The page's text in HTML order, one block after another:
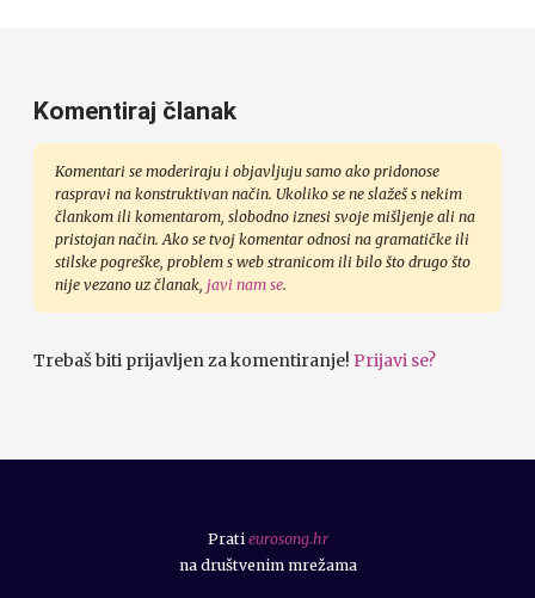
Komentiraj članak
Komentari se moderiraju i objavljuju samo ako pridonose
raspravi na konstruktivan način. Ukoliko se ne slažeš s nekim
člankom ili komentarom, slobodno iznesi svoje mišljenje ali na
pristojan način. Ako se tvoj komentar odnosi na gramatičke ili
stilske pogreške, problem s web stranicom ili bilo što drugo što
nije vezano uz članak, javi nam se.
Trebaš biti prijavljen za komentiranje! Prijavi se?
Prati eurosong.hr
na društvenim mrežama